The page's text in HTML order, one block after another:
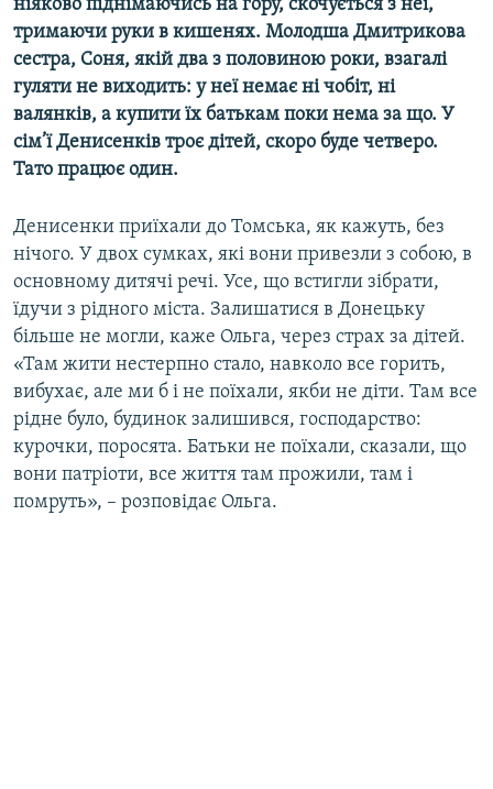
ніяково піднімаючись на гору, скочується з неї,
тримаючи руки в кишенях. Молодша Дмитрикова
сестра, Соня, якій два з половиною роки, взагалі
гуляти не виходить: у неї немає ні чобіт, ні
валянків, а купити їх батькам поки нема за що. У
сім’ї Денисенків троє дітей, скоро буде четверо.
Тато працює один.
Денисенки приїхали до Томська, як кажуть, без
нічого. У двох сумках, які вони привезли з собою, в
основному дитячі речі. Усе, що встигли зібрати,
їдучи з рідного міста. Залишатися в Донецьку
більше не могли, каже Ольга, через страх за дітей.
«Там жити нестерпно стало, навколо все горить,
вибухає, але ми б і не поїхали, якби не діти. Там все
рідне було, будинок залишився, господарство:
курочки, поросята. Батьки не поїхали, сказали, що
вони патріоти, все життя там прожили, там і
помруть», – розповідає Ольга.